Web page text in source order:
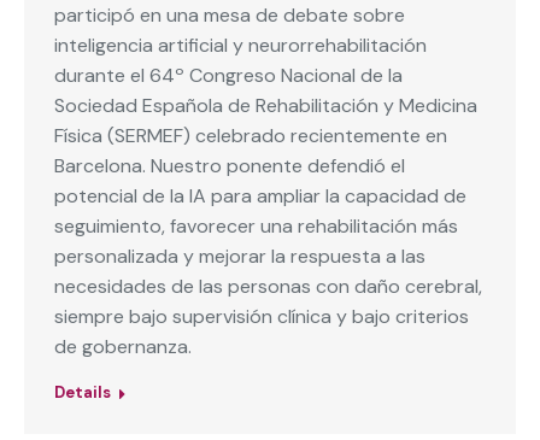
participó en una mesa de debate sobre
inteligencia artificial y neurorrehabilitación
durante el 64º Congreso Nacional de la
Sociedad Española de Rehabilitación y Medicina
Física (SERMEF) celebrado recientemente en
Barcelona. Nuestro ponente defendió el
potencial de la IA para ampliar la capacidad de
seguimiento, favorecer una rehabilitación más
personalizada y mejorar la respuesta a las
necesidades de las personas con daño cerebral,
siempre bajo supervisión clínica y bajo criterios
de gobernanza.
Details